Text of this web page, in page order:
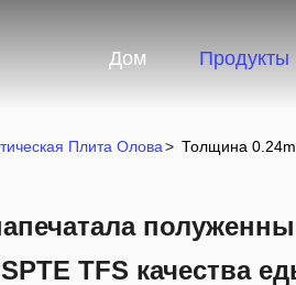
Дом Продукты
Плита Олова> Толщина
TFS качества